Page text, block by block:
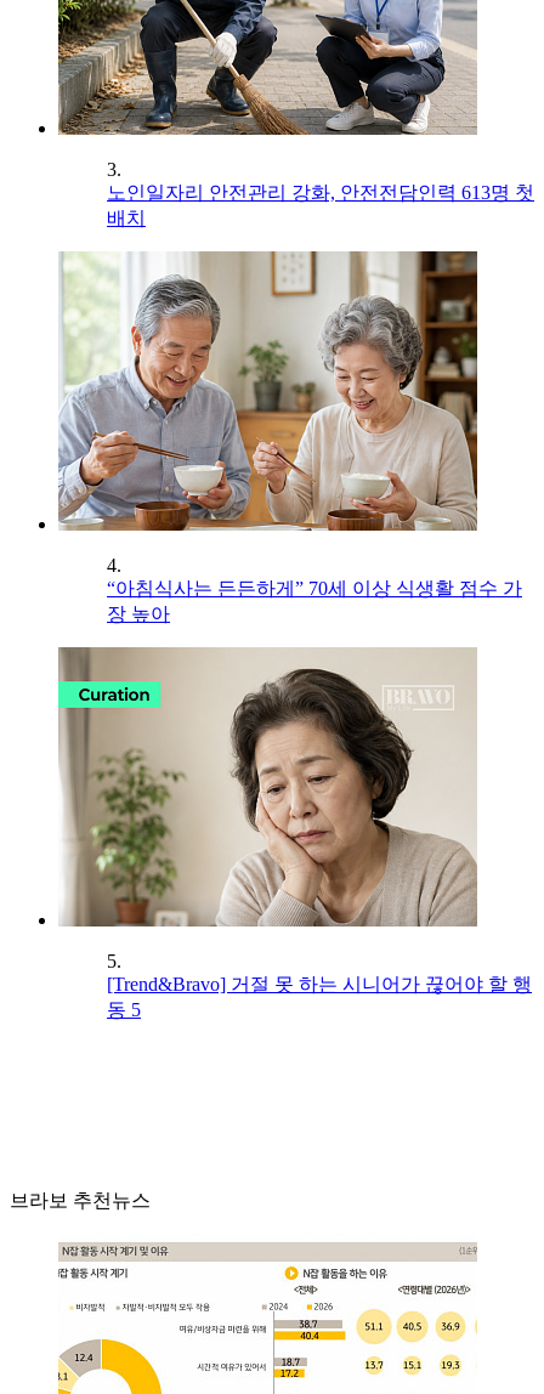
3.
노인일자리 안전관리 강화, 안전전담인력 613명 첫
배치
4.
“아침식사는 든든하게” 70세 이상 식생활 점수 가
장 높아
5.
[Trend&Bravo] 거절 못 하는 시니어가 끊어야 할 행
동 5
브라보 추천뉴스